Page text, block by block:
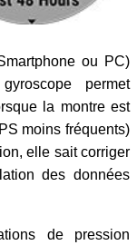
ou PC)
permet
la montre est
moins fréquents)
elle sait corriger
des données
de pression